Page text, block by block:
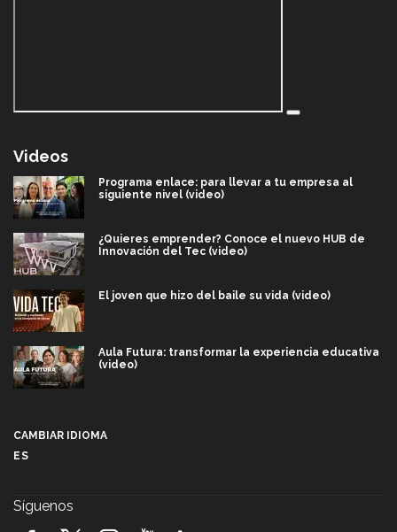
Videos
Programa enlace: para llevar a tu empresa al
siguiente nivel (video)
¿Quieres emprender? Conoce el nuevo HUB de
Innovación del Tec (video)
El joven que hizo del baile su vida (video)
Aula Futura: transformar la experiencia educativa
(video)
CAMBIAR IDIOMA
ES
Síguenos